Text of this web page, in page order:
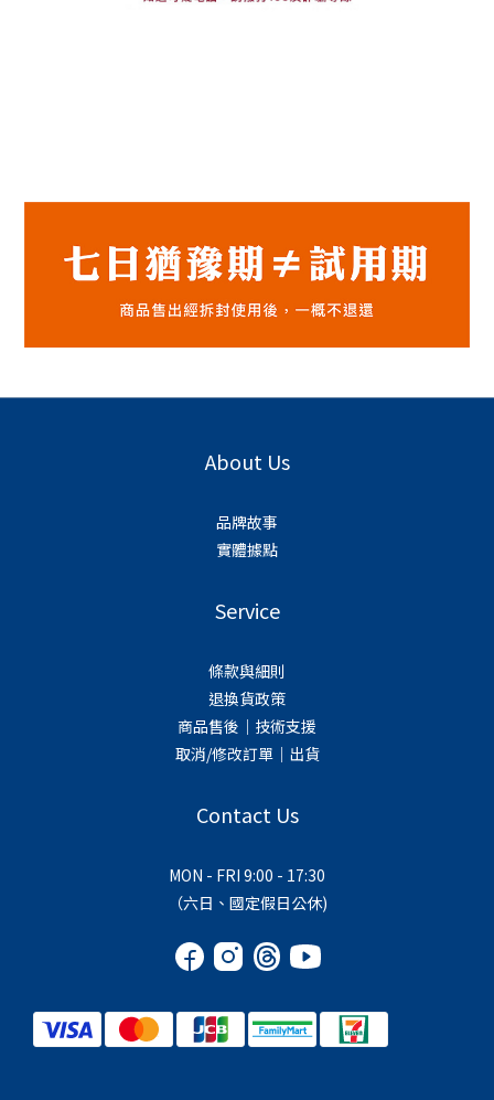
About Us
品牌故事
實體據點
Service
條款與細則
退換貨政策
商品售後｜技術支援
取消/修改訂單｜出貨
Contact Us
MON - FRI 9:00 - 17:30
（六日、國定假日公休)